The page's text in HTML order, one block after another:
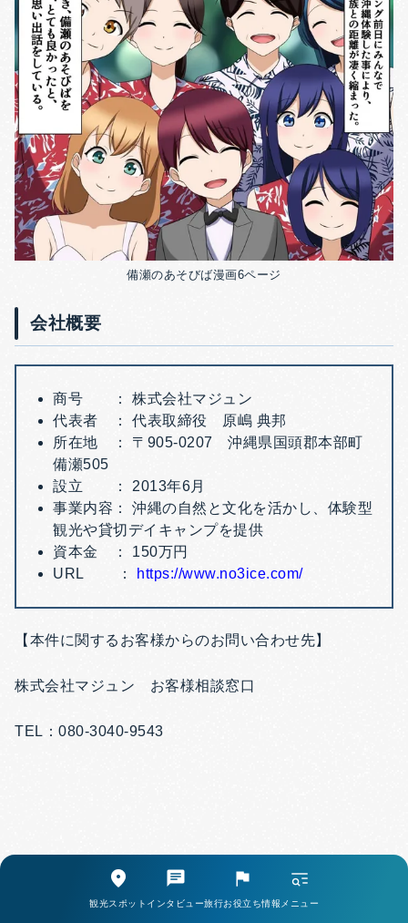
備瀬のあそびば漫画6ページ
会社概要
商号 ： 株式会社マジュン
代表者 ： 代表取締役 原嶋 典邦
所在地 ： 〒905-0207 沖縄県国頭郡本部町
備瀬505
設立 ： 2013年6月
事業内容： 沖縄の自然と文化を活かし、体験型
観光や貸切デイキャンプを提供
資本金 ： 150万円
URL ：
https://www.no3ice.com/
【本件に関するお客様からのお問い合わせ先】
株式会社マジュン お客様相談窓口
TEL：080-3040-9543
観光スポット インタビュー旅行お役立ち情報 メニュー